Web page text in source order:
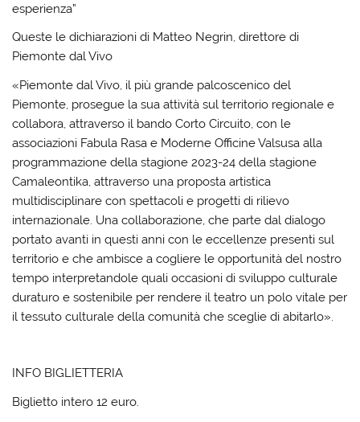
esperienza”
Queste le dichiarazioni di Matteo Negrin, direttore di
Piemonte dal Vivo
«Piemonte dal Vivo, il più grande palcoscenico del
Piemonte, prosegue la sua attività sul territorio regionale e
collabora, attraverso il bando Corto Circuito, con le
associazioni Fabula Rasa e Moderne Officine Valsusa alla
programmazione della stagione 2023-24 della stagione
Camaleontika, attraverso una proposta artistica
multidisciplinare con spettacoli e progetti di rilievo
internazionale. Una collaborazione, che parte dal dialogo
portato avanti in questi anni con le eccellenze presenti sul
territorio e che ambisce a cogliere le opportunità del nostro
tempo interpretandole quali occasioni di sviluppo culturale
duraturo e sostenibile per rendere il teatro un polo vitale per
il tessuto culturale della comunità che sceglie di abitarlo».
INFO BIGLIETTERIA
Biglietto intero 12 euro.